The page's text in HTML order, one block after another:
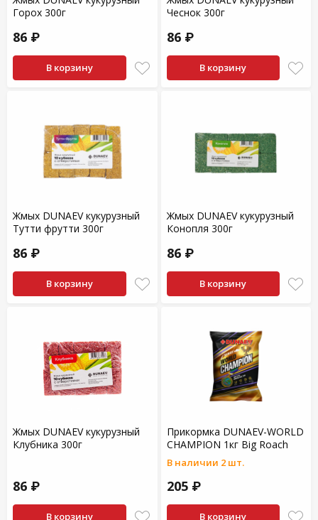
Горох 300г
86 ₽
В корзину
Чеснок 300г
86 ₽
В корзину
Жмых DUNAEV кукурузный
Тутти фрутти 300г
86 ₽
В корзину
Жмых DUNAEV кукурузный
Конопля 300г
86 ₽
В корзину
Жмых DUNAEV кукурузный
Клубника 300г
86 ₽
В корзину
Прикормка DUNAEV-WORLD
CHAMPION 1кг Big Roach
В наличии 2 шт.
205 ₽
В корзину